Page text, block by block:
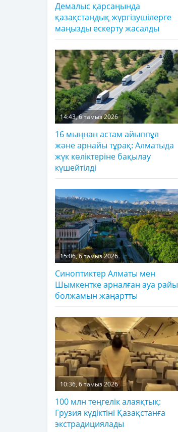
Демалыс қарсаңында
қазақстандық жүргізушілерге
маңызды ескерту жасалды
14:43, 6 тамыз 2026
16 мыңнан астам айыппұл
және арнайы тұрақ: Алматыда
жүк көліктеріне бақылау
күшейтілді
15:06, 6 тамыз 2026
Синоптиктер Алматы мен
Шымкентке арналған ауа райы
болжамын жаңартты
10:36, 6 тамыз 2026
100 млн теңгелік алаяқтық:
Грузия күдіктіні Қазақстанға
экстрадициялады